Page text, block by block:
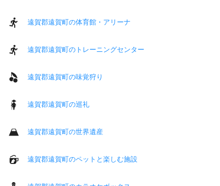
遠賀郡遠賀町の体育館・アリーナ
遠賀郡遠賀町のトレーニングセンター
遠賀郡遠賀町の味覚狩り
遠賀郡遠賀町の巡礼
遠賀郡遠賀町の世界遺産
遠賀郡遠賀町のペットと楽しむ施設